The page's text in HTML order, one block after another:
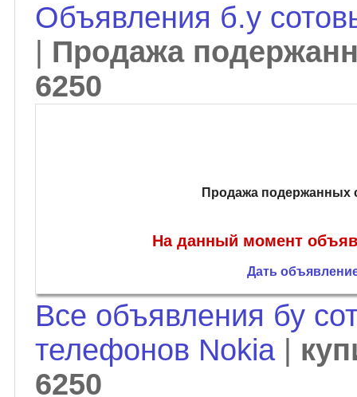
Объявления б.у
Продажа
6250
Продажа подержанных
На данный момент
Дать
Все объявления бу
телефонов Nokia|
6250